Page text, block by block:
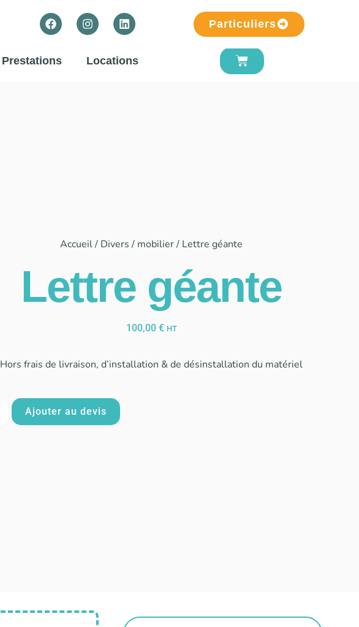
Particuliers
Prestations Locations
Accueil/ Divers / mobilier/ Lettre géante
Lettre géante
100,00 € HT
Hors frais de livraison, d’installation & de désinstallation du matériel
Ajouter au devis